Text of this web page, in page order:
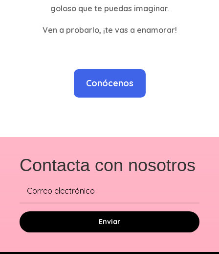
goloso que te puedas imaginar.
Ven a probarlo, ¡te vas a enamorar!
Conócenos
Contacta con nosotros
Enviar